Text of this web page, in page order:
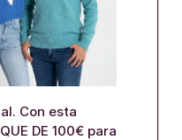
Con esta
DE 100€ para